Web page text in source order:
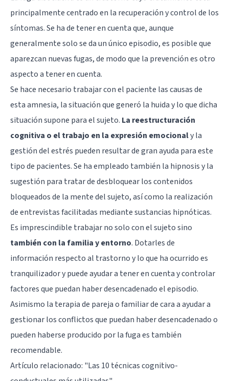
principalmente centrado en la recuperación y control de los
síntomas. Se ha de tener en cuenta que, aunque
generalmente solo se da un único episodio, es posible que
aparezcan nuevas fugas, de modo que la prevención es otro
aspecto a tener en cuenta.
Se hace necesario trabajar con el paciente las causas de
esta amnesia, la situación que generó la huida y lo que dicha
situación supone para el sujeto. La reestructuración
cognitiva o el trabajo en la expresión emocionaly la
gestión del estrés pueden resultar de gran ayuda para este
tipo de pacientes. Se ha empleado también la hipnosisy la
sugestión para tratar de desbloquear los contenidos
bloqueados de la mente del sujeto, así como la realización
de entrevistas facilitadas mediante sustancias hipnóticas.
Es imprescindible trabajar no solo con el sujeto sino
también con la familia y entorno. Dotarles de
información respecto al trastorno y lo que ha ocurrido es
tranquilizador y puede ayudar a tener en cuenta y controlar
factores que puedan haber desencadenado el episodio.
Asimismo la terapia de pareja o familiar de cara a ayudar a
gestionar los conflictos que puedan haber desencadenado o
pueden haberse producido por la fuga es también
recomendable.
Artículo relacionado: "Las 10 técnicas cognitivo-